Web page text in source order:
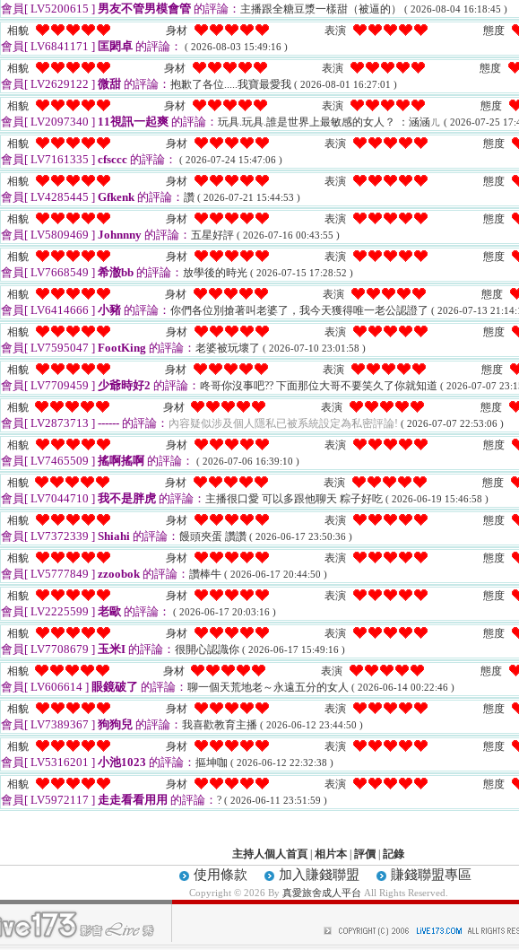
會員[ LV5200615 ] 男友不管男模會管 的評論： 主播跟全糖豆漿一樣甜（被逼的） ( 2026-08-04 16:18:45 )
相貌 身材 表演 態度
會員[ LV6841171 ] 匡閎卓 的評論： ( 2026-08-03 15:49:16 )
相貌 身材 表演 態度
會員[ LV2629122 ] 微甜 的評論： 抱歉了各位.....我寶最愛我 ( 2026-08-01 16:27:01 )
相貌 身材 表演 態度
會員[ LV2097340 ] 11視訊一起爽 的評論： 玩具.玩具.誰是世界上最敏感的女人？ ：涵涵ㄦ ( 2026-07-25
相貌 身材 表演 態度
會員[ LV7161335 ] cfsccc 的評論： ( 2026-07-24 15:47:06 )
相貌 身材 表演 態度
會員[ LV4285445 ] Gfkenk的評論： 讚 ( 2026-07-21 15:44:53 )
相貌 身材 表演 態度
會員[ LV5809469 ] Johnnny 的評論： 五星好評 ( 2026-07-16 00:43:55 )
相貌 身材 表演 態度
會員[ LV7668549 ] 希澈bb 的評論： 放學後的時光 ( 2026-07-15 17:28:52 )
相貌 身材 表演 態度
會員[ LV6414666 ] 小豬 的評論： 你們各位別搶著叫老婆了，我今天獲得唯一老公認證了 ( 2026-07-13
相貌 身材 表演 態度
會員[ LV7595047 ] FootKing 的評論： 老婆被玩壞了 ( 2026-07-10 23:01:58 )
相貌 身材 表演 態度
會員[ LV7709459 ] 少爺時好2 的評論： 咚哥你沒事吧?? 下面那位大哥不要笑久了你就知道 ( 2026-07-07
相貌 身材 表演 態度
會員[ LV2873713 ] ------ 的評論： 內容疑似涉及個人隱私已被系統設定為私密評論! ( 2026-07-07 22:53:06 )
相貌 身材 表演 態度
會員[ LV7465509 ] 搖啊搖啊 的評論： ( 2026-07-06 16:39:10 )
相貌 身材 表演 態度
會員[ LV7044710 ] 我不是胖虎 的評論： 主播很口愛 可以多跟他聊天 粽子好吃 ( 2026-06-19 15:46:58 )
相貌 身材 表演 態度
會員[ LV7372339 ] Shiahi 的評論： 饅頭夾蛋 讚讚 ( 2026-06-17 23:50:36 )
相貌 身材 表演 態度
會員[ LV5777849 ] zzoobok的評論： 讚棒牛 ( 2026-06-17 20:44:50 )
相貌 身材 表演 態度
會員[ LV2225599 ] 老歐 的評論： ( 2026-06-17 20:03:16 )
相貌 身材 表演 態度
會員[ LV7708679 ] 玉米I 的評論： 很開心認識你 ( 2026-06-17 15:49:16 )
相貌 身材 表演 態度
會員[ LV606614 ] 眼鏡破了 的評論： 聊一個天荒地老～永遠五分的女人 ( 2026-06-14 00:22:46 )
相貌 身材 表演 態度
會員[ LV7389367 ] 狗狗兒 的評論： 我喜歡教育主播 ( 2026-06-12 23:44:50 )
相貌 身材 表演 態度
會員[ LV5316201 ] 小池1023 的評論： 摳坤咖 ( 2026-06-12 22:32:38 )
相貌 身材 表演 態度
會員[ LV5972117 ] 走走看看用用 的評論： ? ( 2026-06-11 23:51:59 )
主持人個人首頁 相片本 評價 記錄
使用條款 加入賺錢聯盟 賺錢聯盟專區
Copyright © 2026 By 真愛旅舍成人平台 All Rights Reserved.